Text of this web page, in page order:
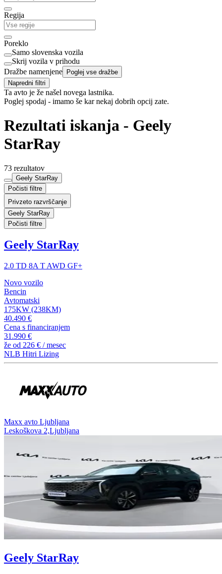
Regija
Poreklo
Samo slovenska vozila
Skrij vozila v prihodu
Dražbe namenjene Poglej vse dražbe
Napredni filtri
Ta avto je že našel novega lastnika.
Poglej spodaj - imamo še kar nekaj dobrih opcij zate.
Rezultati iskanja - Geely
StarRay
73 rezultatov
Geely StarRay
Počisti filtre
Privzeto razvrščanje
Geely StarRay
Počisti filtre
Geely StarRay
2.0 TD 8A T AWD GF+
Novo vozilo
Bencin
Avtomatski
175KW (238KM)
40.490 €
Cena s financiranjem
31.990 €
že od 226 € / mesec
NLB Hitri Lizing
⁠Maxx avto Ljubljana
Leskoškova 2,Ljubljana
Geely StarRay